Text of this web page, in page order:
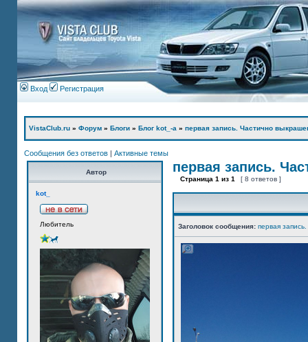
Вход Регистрация
VistaClub.ru » Форум » Блоги » Блог kot_-а » первая запись. Частично
Сообщения без ответов | Активные темы
Автор
kot_
Любитель
первая запись.
Страница 1 из 1 [ 8 ответов ]
Заголовок сообщения: первая